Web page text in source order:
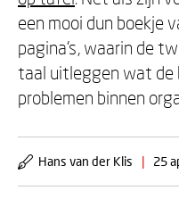
een mooi dun boekje
pagina’s, waarin de
taal uitleggen wat de
problemen binnen
Hans van der Klis | 25